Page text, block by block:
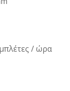
/ ώρα